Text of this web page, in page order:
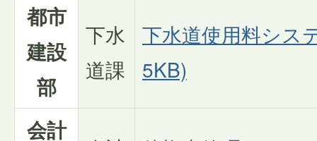
都市
建設
部
下水
道課
下水道使用料シス
5KB)
会計